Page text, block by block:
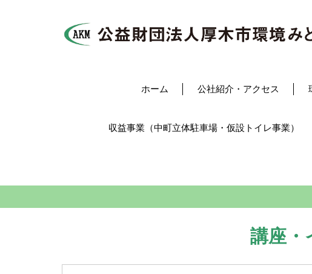
ホーム 公社紹介・アクセス
収益事業（中町立体駐車場・仮設トイレ事業）
講座